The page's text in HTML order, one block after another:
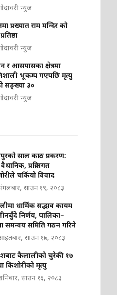
न्युज
प्रख्यात राम मन्दिर को
न्युज
र आसपासका क्षेत्रमा
भूकम्प गएपछि मृत्यु
सङ्ख्या ३०
न्युज
साल काठ प्रकरण:
प्रक्रियागत
चर्कियो विवाद
साउन १९, २०८३
धार्मिक सद्भाव कायम
निर्णय, पालिका–
समन्वय समिति गठन गरिने
साउन १७, २०८३
कैलालीको चुरेकी १७
किशोरीको मृत्यु
साउन १६, २०८३